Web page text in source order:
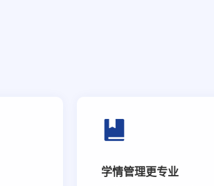
学情管理更专业